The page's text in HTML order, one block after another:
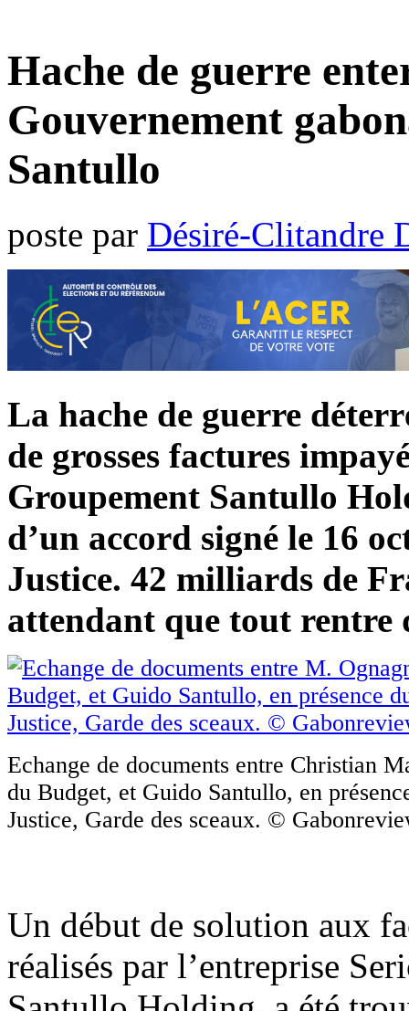
Hache de guerre
Gouvernement
Santullo
poste par Désiré-Clitandre
La hache de guerre
de grosses factures
Groupement Santullo
d’un accord signé le 16
Justice. 42 milliards de
attendant que tout rentre
Echange de documents entre Christian
du Budget, et Guido Santullo, en
Justice, Garde des sceaux. ©
Un début de solution aux
réalisés par l’entreprise